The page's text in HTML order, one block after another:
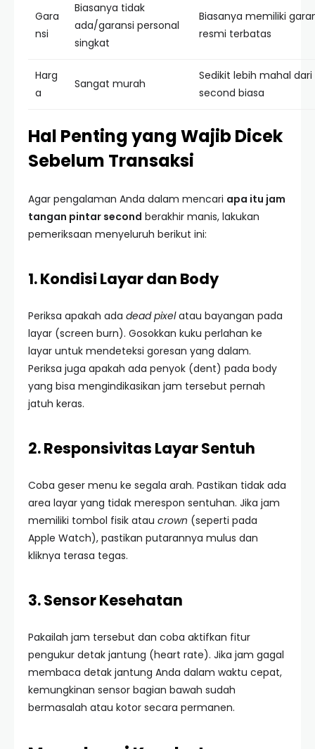
Gara
nsi
Biasanya tidak
ada/garansi personal
singkat
Biasanya memiliki
resmi terbatas
Harg
a
Sangat murah
Sedikit lebih mahal dari
second biasa
Hal Penting yang Wajib Dicek
Sebelum Transaksi
Agar pengalaman Anda dalam mencari apa itu jam
tangan pintar second berakhir manis, lakukan
pemeriksaan menyeluruh berikut ini:
1. Kondisi Layar dan Body
Periksa apakah ada dead pixelatau bayangan pada
layar (screen burn). Gosokkan kuku perlahan ke
layar untuk mendeteksi goresan yang dalam.
Periksa juga apakah ada penyok (dent) pada body
yang bisa mengindikasikan jam tersebut pernah
jatuh keras.
2. Responsivitas Layar Sentuh
Coba geser menu ke segala arah. Pastikan tidak ada
area layar yang tidak merespon sentuhan. Jika jam
memiliki tombol fisik atau crown (seperti pada
Apple Watch), pastikan putarannya mulus dan
kliknya terasa tegas.
3. Sensor Kesehatan
Pakailah jam tersebut dan coba aktifkan fitur
pengukur detak jantung (heart rate). Jika jam gagal
membaca detak jantung Anda dalam waktu cepat,
kemungkinan sensor bagian bawah sudah
bermasalah atau kotor secara permanen.